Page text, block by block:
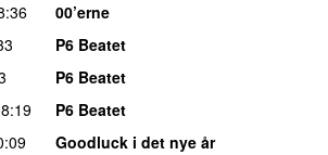
00’erne
P6 Beatet
P6 Beatet
P6 Beatet
Goodluck i det nye år